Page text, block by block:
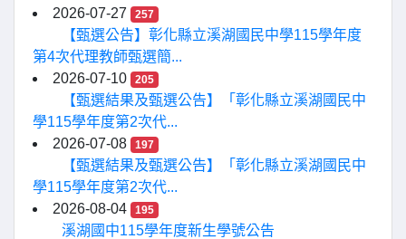
2026-07-27
257
【甄選公告】彰化縣立溪湖國民中學115學年度
第4次代理教師甄選簡...
2026-07-10
205
【甄選結果及甄選公告】「彰化縣立溪湖國民中
學115學年度第2次代...
2026-07-08
197
【甄選結果及甄選公告】「彰化縣立溪湖國民中
學115學年度第2次代...
2026-08-04
195
溪湖國中115學年度新生學號公告